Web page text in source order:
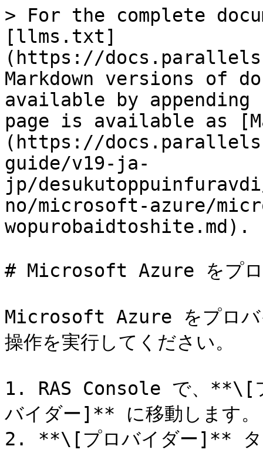
> For the complete
[llms.txt]
(https://
Markdown versions of
available by
page is available as
(https://
guide/v19-ja-
jp/
no/microsoft-azure/
wopurobaidtoshite.md).
# Microsoft Azure をプロ
Microsoft Azure をプロバ
操作を実行してください。
1. RAS Console で、
バイダー]** に移動します。
2. **\[プロバイダー]**